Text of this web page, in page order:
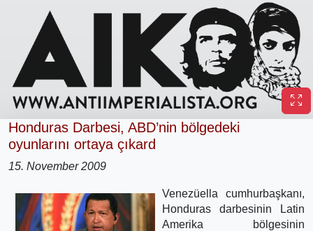
Honduras Darbesi, ABD’nin bölgedeki
oyunlarını ortaya çıkard
15. November 2009
Venezüella cumhurbaşkanı,
Honduras darbesinin Latin
Amerika bölgesinin